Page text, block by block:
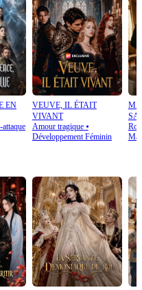
EN
VEUVE, IL ÉTAIT
VIVANT
Amour tragique⦁
Développement Féminin